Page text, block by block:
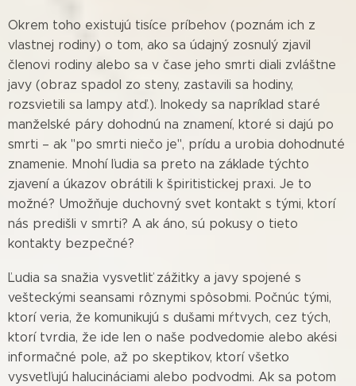
Okrem toho existujú tisíce príbehov (poznám ich z
vlastnej rodiny) o tom, ako sa údajný zosnulý zjavil
členovi rodiny alebo sa v čase jeho smrti diali zvláštne
javy (obraz spadol zo steny, zastavili sa hodiny,
rozsvietili sa lampy atď.). Inokedy sa napríklad staré
manželské páry dohodnú na znamení, ktoré si dajú po
smrti – ak "po smrti niečo je", prídu a urobia dohodnuté
znamenie. Mnohí ľudia sa preto na základe týchto
zjavení a úkazov obrátili k špiritistickej praxi. Je to
možné? Umožňuje duchovný svet kontakt s tými, ktorí
nás predišli v smrti? A ak áno, sú pokusy o tieto
kontakty bezpečné?
Ľudia sa snažia vysvetliť zážitky a javy spojené s
vešteckými seansami rôznymi spôsobmi. Počnúc tými,
ktorí veria, že komunikujú s dušami mŕtvych, cez tých,
ktorí tvrdia, že ide len o naše podvedomie alebo akési
informačné pole, až po skeptikov, ktorí všetko
vysvetľujú halucináciami alebo podvodmi. Ak sa potom